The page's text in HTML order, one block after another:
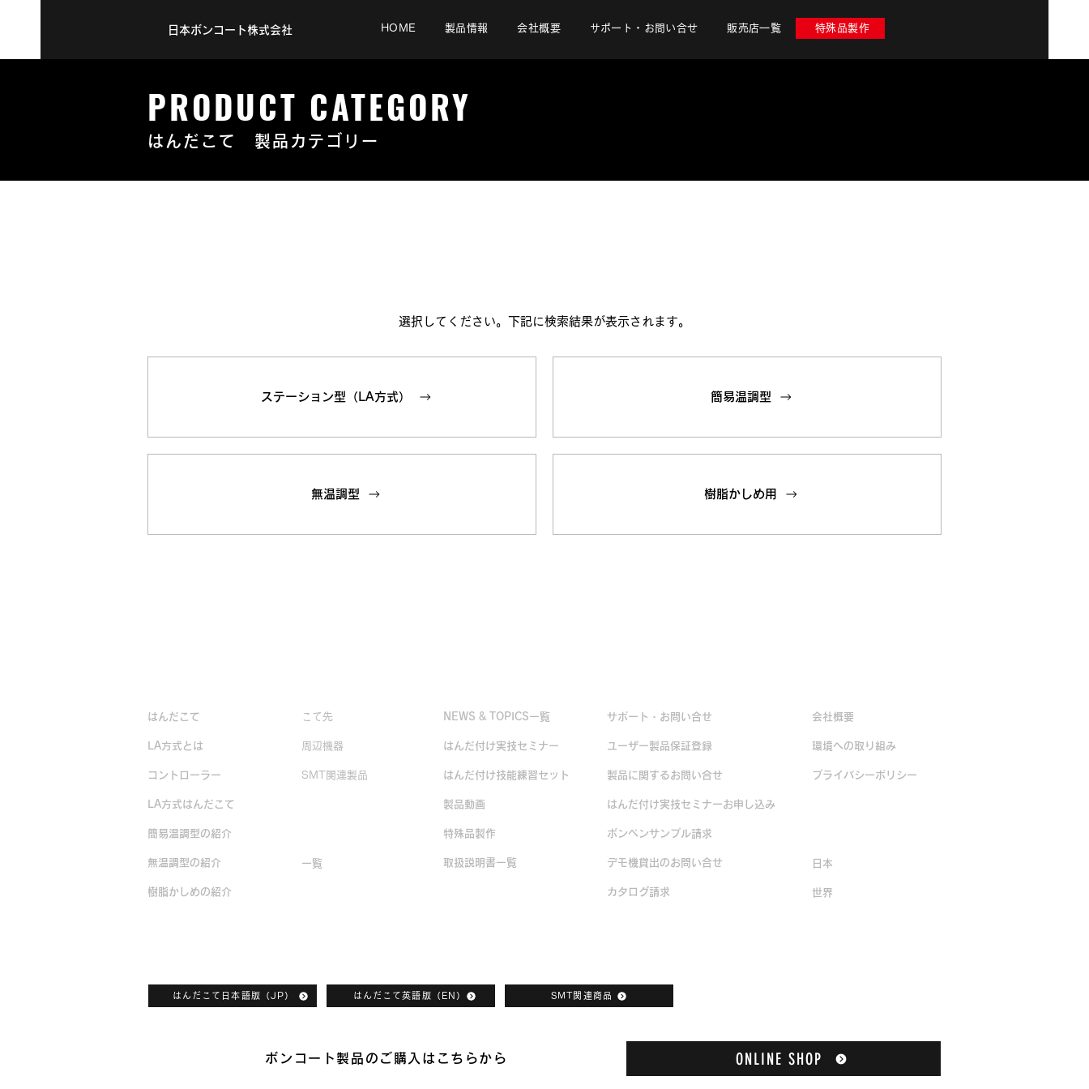
日本ボンコート株式会社 HOME 製品情報 会社概要 サポート・お問い合せ 販売店一覧 特殊品製作
PRODUCT CATEGORY
はんだこて 製品カテゴリー
選択してください。下記に検索結果が表示されます。
ステーション型（LA方式）
無温調型
簡易温調型
樹脂かしめ用
はんだこて
LA方式とは
コントローラー
LA方式はんだこて
簡易温調型の紹介
無温調型の紹介
樹脂かしめの紹介
こて先
周辺機器
SMT関連製品
一覧
NEWS & TOPICS一覧
はんだ付け実技セミナー
はんだ付け技能練習セット
製品動画
特殊品製作
取扱説明書一覧
サポート・お問い合せ
ユーザー製品保証登録
製品に関するお問い合せ
はんだ付け実技セミナーお申し込み
ボンペンサンプル請求
デモ機貸出のお問い合せ
カタログ請求
会社概要
環境への取り組み
​プライバシーポリシー
日本
​世界
はんだこて日本語版（JP） はんだこて英語版（EN） SMT関連商品
ボンコート製品のご購入はこちらから ONLINE SHOP